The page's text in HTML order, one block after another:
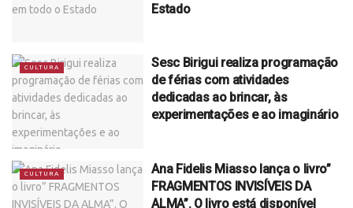
Estado
CULTURA
Sesc Birigui realiza programação
de férias com atividades
dedicadas ao brincar, às
experimentações e ao imaginário
CULTURA
Ana Fidelis Miasso lança o livro”
FRAGMENTOS INVISÍVEIS DA
ALMA”. O livro está disponível